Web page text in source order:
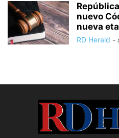
nuevo
nueva
RD Herald -